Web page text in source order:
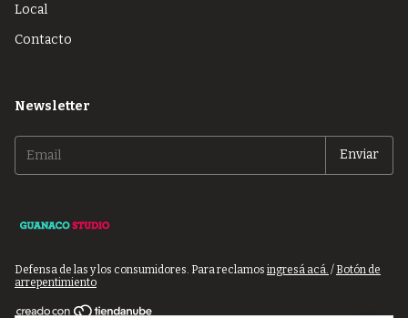
Local
Contacto
Newsletter
Defensa de las y los consumidores. Para reclamos ingresá acá. / Botón de
arrepentimiento